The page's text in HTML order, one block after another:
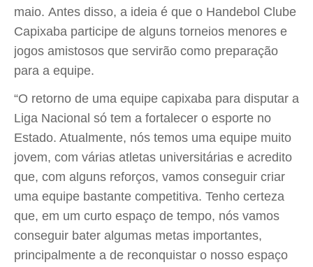
maio. Antes disso, a ideia é que o Handebol Clube
Capixaba participe de alguns torneios menores e
jogos amistosos que servirão como preparação
para a equipe.
“O retorno de uma equipe capixaba para disputar a
Liga Nacional só tem a fortalecer o esporte no
Estado. Atualmente, nós temos uma equipe muito
jovem, com várias atletas universitárias e acredito
que, com alguns reforços, vamos conseguir criar
uma equipe bastante competitiva. Tenho certeza
que, em um curto espaço de tempo, nós vamos
conseguir bater algumas metas importantes,
principalmente a de reconquistar o nosso espaço